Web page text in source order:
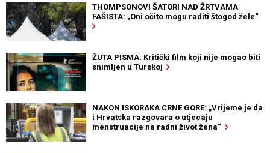
THOMPSONOVI ŠATORI NAD ŽRTVAMA
FAŠISTA: „Oni očito mogu raditi štogod žele“
ŽUTA PISMA: Kritički film koji nije mogao biti
snimljen u Turskoj
NAKON ISKORAKA CRNE GORE: „Vrijeme je da
i Hrvatska razgovara o utjecaju
menstruacije na radni život žena“